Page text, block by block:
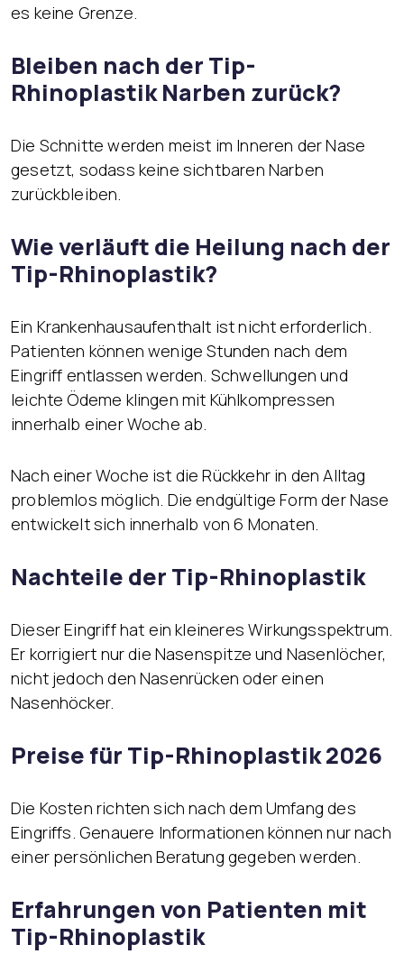
es keine Grenze.
Bleiben nach der Tip-
Rhinoplastik Narben zurück?
Die Schnitte werden meist im Inneren der Nase
gesetzt, sodass keine sichtbaren Narben
zurückbleiben.
Wie verläuft die Heilung nach der
Tip-Rhinoplastik?
Ein Krankenhausaufenthalt ist nicht erforderlich.
Patienten können wenige Stunden nach dem
Eingriff entlassen werden. Schwellungen und
leichte Ödeme klingen mit Kühlkompressen
innerhalb einer Woche ab.
Nach einer Woche ist die Rückkehr in den Alltag
problemlos möglich. Die endgültige Form der Nase
entwickelt sich innerhalb von 6 Monaten.
Nachteile der Tip-Rhinoplastik
Dieser Eingriff hat ein kleineres Wirkungsspektrum.
Er korrigiert nur die Nasenspitze und Nasenlöcher,
nicht jedoch den Nasenrücken oder einen
Nasenhöcker.
Preise für Tip-Rhinoplastik 2026
Die Kosten richten sich nach dem Umfang des
Eingriffs. Genauere Informationen können nur nach
einer persönlichen Beratung gegeben werden.
Erfahrungen von Patienten mit
Tip-Rhinoplastik